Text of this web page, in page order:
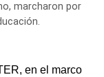
marcharon por
en el marco